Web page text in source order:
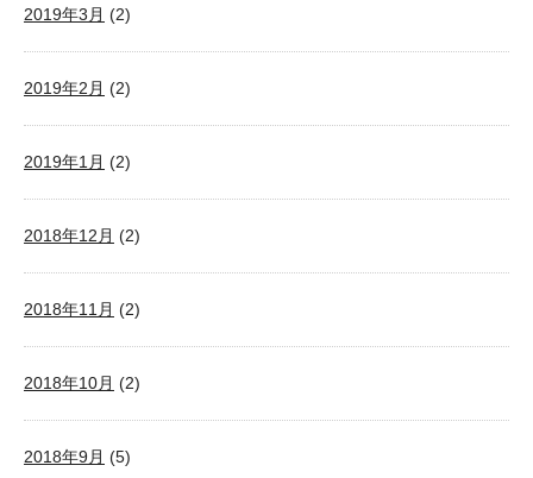
2019年3月 (2)
2019年2月 (2)
2019年1月 (2)
2018年12月 (2)
2018年11月 (2)
2018年10月 (2)
2018年9月 (5)